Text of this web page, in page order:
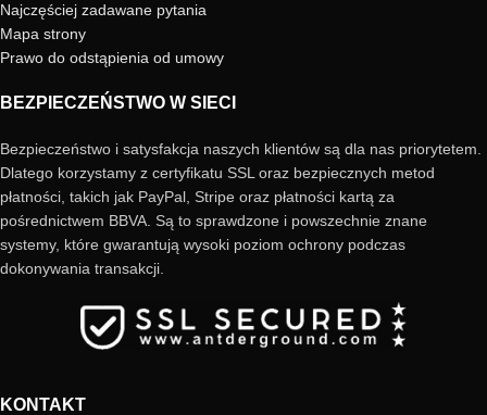
Najczęściej zadawane pytania
Mapa strony
Prawo do odstąpienia od umowy
BEZPIECZEŃSTWO W SIECI
Bezpieczeństwo i satysfakcja naszych klientów są dla nas priorytetem.
Dlatego korzystamy z certyfikatu SSL oraz bezpiecznych metod
płatności, takich jak PayPal, Stripe oraz płatności kartą za
pośrednictwem BBVA. Są to sprawdzone i powszechnie znane
systemy, które gwarantują wysoki poziom ochrony podczas
dokonywania transakcji.
KONTAKT